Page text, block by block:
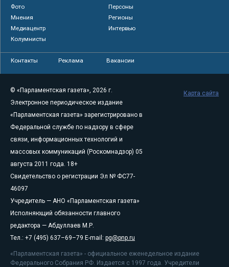
Фото
Персоны
Мнения
Регионы
Медиацентр
Интервью
Колумнисты
Контакты Реклама Вакансии
© «Парламентская газета», 2026 г.
Электронное периодическое издание
«Парламентская газета» зарегистрировано в
Федеральной службе по надзору в сфере
связи, информационных технологий и
массовых коммуникаций (Роскомнадзор) 05
августа 2011 года. 18+
Свидетельство о регистрации Эл № ФС77-
46097
Учредитель — АНО «Парламентская газета»
Исполняющий обязанности главного
редактора — Абдуллаев М.Р.
Тел.: +7 (495) 637–69–79 E-mail: pg@pnp.ru
«Парламентская газета» - официальное еженедельное издание
Федерального Собрания РФ. Издается с 1997 года. Учредители
Карта сайта